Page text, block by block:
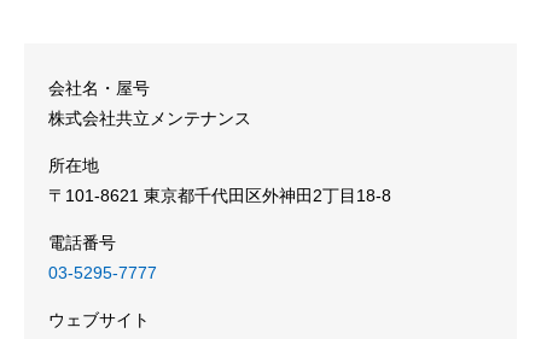
会社名・屋号
株式会社共立メンテナンス
所在地
〒101-8621 東京都千代田区外神田2丁目18-8
電話番号
03-5295-7777
ウェブサイト